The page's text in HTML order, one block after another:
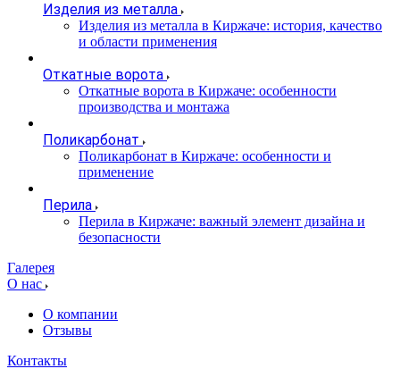
Изделия из металла
Изделия из металла в Киржаче: история, качество
и области применения
Откатные ворота
Откатные ворота в Киржаче: особенности
производства и монтажа
Поликарбонат
Поликарбонат в Киржаче: особенности и
применение
Перила
Перила в Киржаче: важный элемент дизайна и
безопасности
Галерея
О нас
О компании
Отзывы
Контакты